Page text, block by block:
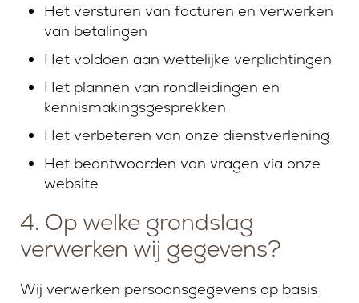
Het versturen van facturen en verwerken
van betalingen
Het voldoen aan wettelijke verplichtingen
Het plannen van rondleidingen en
kennismakingsgesprekken
Het verbeteren van onze dienstverlening
Het beantwoorden van vragen via onze
website
4. Op welke grondslag
verwerken wij gegevens?
Wij verwerken persoonsgegevens op basis